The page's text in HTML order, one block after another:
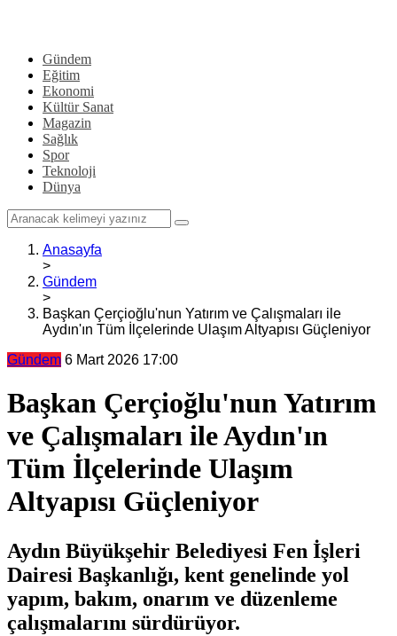
Gündem
Eğitim
Ekonomi
Kültür Sanat
Magazin
Sağlık
Spor
Teknoloji
Dünya
Anasayfa
>
Gündem
>
Başkan Çerçioğlu'nun Yatırım ve Çalışmaları ile
Aydın'ın Tüm İlçelerinde Ulaşım Altyapısı Güçleniyor
Gündem 6 Mart 2026 17:00
Başkan Çerçioğlu'nun Yatırım
ve Çalışmaları ile Aydın'ın
Tüm İlçelerinde Ulaşım
Altyapısı Güçleniyor
Aydın Büyükşehir Belediyesi Fen İşleri
Dairesi Başkanlığı, kent genelinde yol
yapım, bakım, onarım ve düzenleme
çalışmalarını sürdürüyor.